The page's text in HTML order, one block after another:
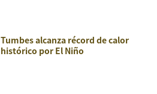
Tumbes alcanza récord de calor
histórico por El Niño